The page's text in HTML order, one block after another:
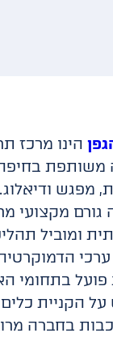
הינו מרכז
בחיפה
גורם מקצועי
ומוביל
בתחומי
הקניית
בחברה